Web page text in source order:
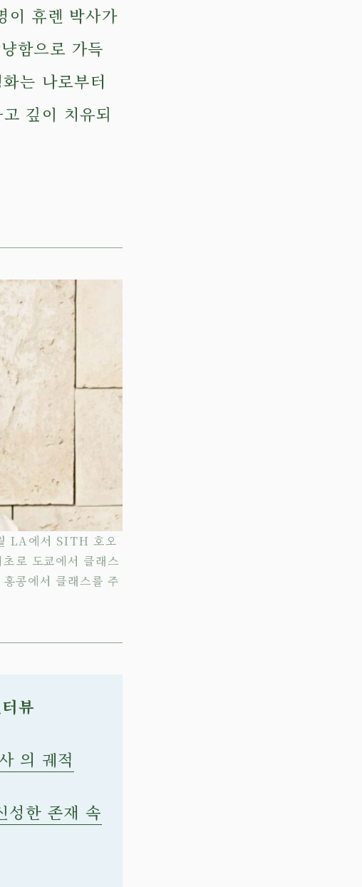
이 휴렌 박사가
함으로 가득
는 나로부터
깊이 치유되
LA에서 SITH 호오
로 도쿄에서 클래스
콩에서 클래스를 주
뷰
의 궤적
한 존재 속